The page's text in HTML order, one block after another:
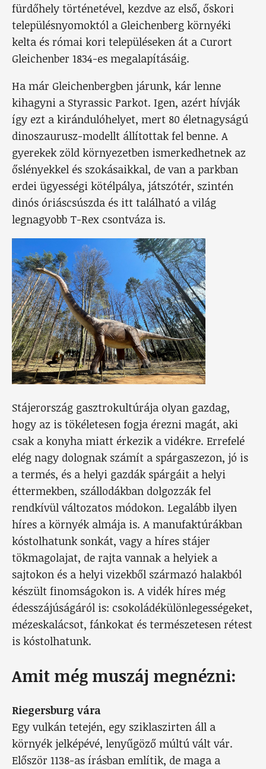
fürdőhely történetével, kezdve az első, őskori
településnyomoktól a Gleichenberg környéki
kelta és római kori településeken át a Curort
Gleichenber 1834-es megalapításáig.
Ha már Gleichenbergben járunk, kár lenne
kihagyni a Styrassic Parkot. Igen, azért hívják
így ezt a kirándulóhelyet, mert 80 életnagyságú
dinoszaurusz-modellt állítottak fel benne. A
gyerekek zöld környezetben ismerkedhetnek az
őslényekkel és szokásaikkal, de van a parkban
erdei ügyességi kötélpálya, játszótér, szintén
dinós óriáscsúszda és itt található a világ
legnagyobb T-Rex csontváza is.
Stájerország gasztrokultúrája olyan gazdag,
hogy az is tökéletesen fogja érezni magát, aki
csak a konyha miatt érkezik a vidékre. Errefelé
elég nagy dolognak számít a spárgaszezon, jó is
a termés, és a helyi gazdák spárgáit a helyi
éttermekben, szállodákban dolgozzák fel
rendkívül változatos módokon. Legalább ilyen
híres a környék almája is. A manufaktúrákban
kóstolhatunk sonkát, vagy a híres stájer
tökmagolajat, de rajta vannak a helyiek a
sajtokon és a helyi vizekből származó halakból
készült finomságokon is. A vidék híres még
édesszájúságáról is: csokoládékülönlegességeket,
mézeskalácsot, fánkokat és természetesen rétest
is kóstolhatunk.
Amit még muszáj megnézni:
Riegersburg vára
Egy vulkán tetején, egy sziklaszirten áll a
környék jelképévé, lenyűgöző múltú vált vár.
Először 1138-as írásban említik, de maga a